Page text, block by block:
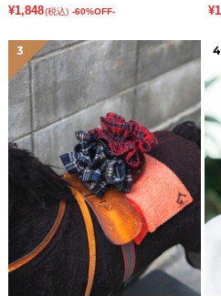
¥1,848(税込) -60%OFF-
3 4